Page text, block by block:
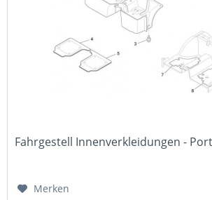
Fahrgestell Innenverkleidungen -
Merken